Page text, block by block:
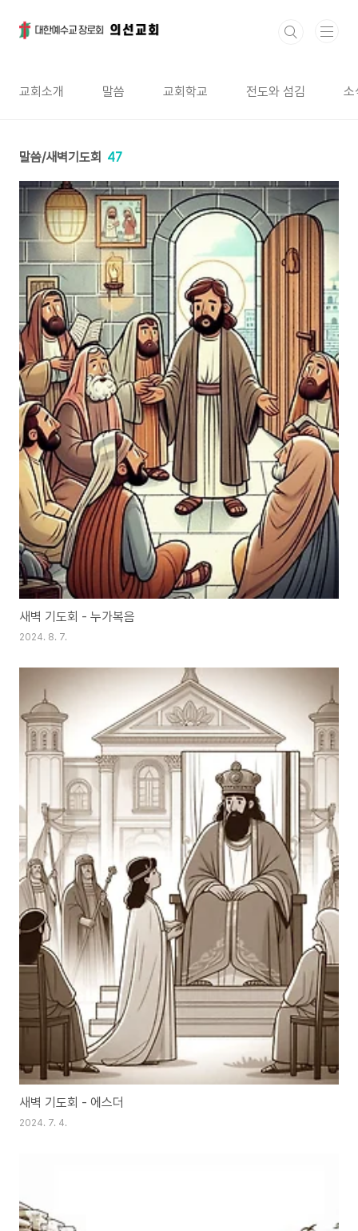
교회소개 말씀 교회학교 전도와 섬김 소
말씀/새벽기도회 47
새벽 기도회 - 누가복음
2024. 8. 7.
새벽 기도회 - 에스더
2024. 7. 4.